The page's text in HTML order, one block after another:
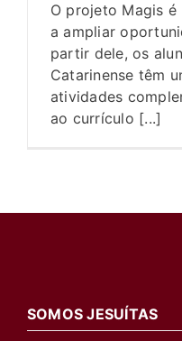
O projeto Magis
a ampliar
partir dele, os
Catarinense têm
atividades
ao currículo [...]
SOMOS JESUÍTAS